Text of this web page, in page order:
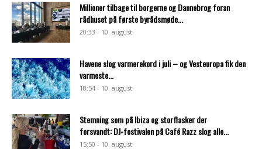
Millioner tilbage til borgerne og Dannebrog foran
rådhuset på første byrådsmøde...
20:33 - 10. august
Havene slog varmerekord i juli – og Vesteuropa fik den
varmeste...
18:54 - 10. august
Stemning som på Ibiza og storflasker der
forsvandt: DJ-festivalen på Café Razz slog alle...
15:50 - 10. august